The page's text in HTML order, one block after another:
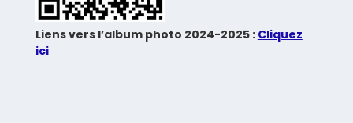
Liens vers l’album photo 2024-2025 : Cliquez
ici